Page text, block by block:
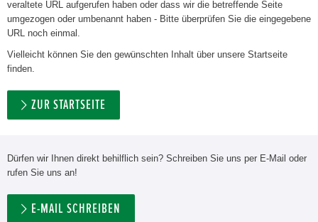
Zur Motorradseite
veraltete URL aufgerufen haben oder dass wir die betreffende Seite
umgezogen oder umbenannt haben - Bitte überprüfen Sie die eingegebene
URL noch einmal.
Vielleicht können Sie den gewünschten Inhalt über unsere Startseite
finden.
ZUR STARTSEITE
Dürfen wir Ihnen direkt behilflich sein? Schreiben Sie uns per E-Mail oder
rufen Sie uns an!
E-MAIL SCHREIBEN